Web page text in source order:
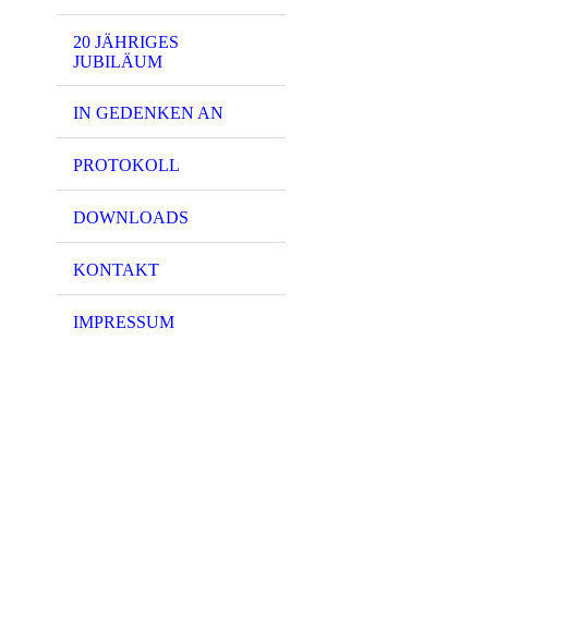
20 JÄHRIGES
JUBILÄUM
IN GEDENKEN AN
PROTOKOLL
DOWNLOADS
KONTAKT
IMPRESSUM